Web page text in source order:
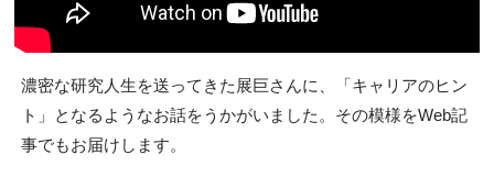
濃密な研究人生を送ってきた展巨さんに、「キャリアのヒン
ト」となるようなお話をうかがいました。その模様をWeb記
事でもお届けします。